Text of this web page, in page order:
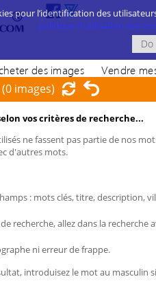
des images Vendre
(0 images)
vos critères de recherche...
ne fassent pas partie de nos
d'autres mots.
: mots clés, titre, description,
recherche, allez dans la recherche
ni erreur de frappe.
introduisez le mot au masculin
pour l’identification des
politique d’utilisation des